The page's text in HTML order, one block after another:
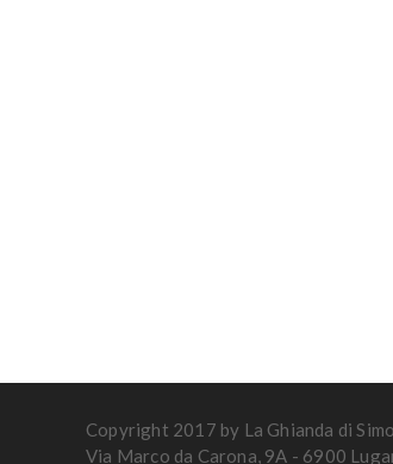
Copyright 2017 by La Ghianda di
Via Marco da Carona, 9A - 6900